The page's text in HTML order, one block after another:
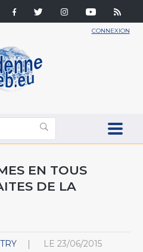
CONNEXION
EN TOUS
DE LA
LE 23/06/2015